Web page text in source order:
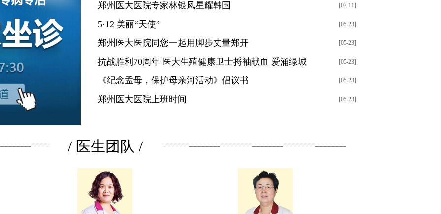
[07-11]
郑州医大医院专家林银凤星耀韩国
[05-23]
5·12 美丽“天使”
[05-23]
郑州医大医院同您一起用脚步丈量郑开
[05-23]
抗战胜利70周年 医大生殖健康卫士捋袖献血 爱涌绿城
[05-23]
《纪念孟母，保护母亲河活动》倡议书
[05-23]
郑州医大医院上班时间
/ 医生团队 /